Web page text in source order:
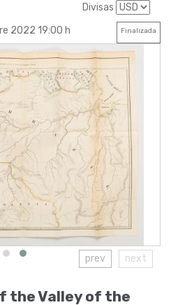
Divisas
2022 19:00 h Finalizada
prev next
the Valley of the